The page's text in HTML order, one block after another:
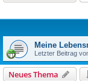
Meine
Letzter Beitrag
Neues Thema